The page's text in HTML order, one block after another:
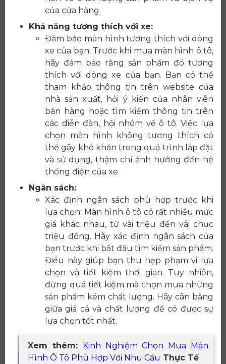
của cửa hàng.
Khả năng tương thích với xe:
Đảm bảo màn hình tương thích với dòng
xe của bạn: Trước khi mua màn hình ô tô,
hãy đảm bảo rằng sản phẩm đó tương
thích với dòng xe của bạn. Bạn có thể
tham khảo thông tin trên website của
nhà sản xuất, hỏi ý kiến của nhân viên
bán hàng hoặc tìm kiếm thông tin trên
các diễn đàn, hội nhóm về ô tô. Việc lựa
chọn màn hình không tương thích có
thể gây khó khăn trong quá trình lắp đặt
và sử dụng, thậm chí ảnh hưởng đến hệ
thống điện của xe.
Ngân sách:
Xác định ngân sách phù hợp trước khi
lựa chọn: Màn hình ô tô có rất nhiều mức
giá khác nhau, từ vài triệu đến vài chục
triệu đồng. Hãy xác định ngân sách của
bạn trước khi bắt đầu tìm kiếm sản phẩm.
Điều này giúp bạn thu hẹp phạm vi lựa
chọn và tiết kiệm thời gian. Tuy nhiên,
đừng quá tiết kiệm mà chọn mua những
sản phẩm kém chất lượng. Hãy cân bằng
giữa giá cả và chất lượng để có được sự
lựa chọn tốt nhất.
Xem thêm: Kinh Nghiệm Chọn Mua Màn
Hình Ô Tô Phù Hợp Với Nhu Cầu Thực Tế